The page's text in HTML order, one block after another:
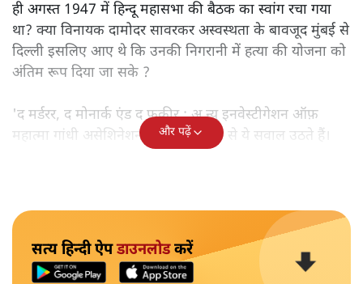
ही अगस्त 1947 में हिन्दू महासभा की बैठक का स्वांग रचा गया
था? क्या विनायक दामोदर सावरकर अस्वस्थता के बावजूद मुंबई से
दिल्ली इसलिए आए थे कि उनकी निगरानी में हत्या की योजना को
अंतिम रूप दिया जा सके ?
'द मर्डरर, द मोनार्क एंड द फ़कीर : अ न्यू इनवेस्टीगेशन ऑफ़
महात्मा गांधी असेशिनेशन' नामक किताब से ये सवाल उठते हैं।
और पढ़ें
सत्य हिन्दी ऐपडाउनलोडकरें